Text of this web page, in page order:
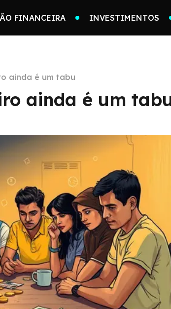
FINANCEIRA INVESTIMENTOS
ainda é um tabu
ainda é um